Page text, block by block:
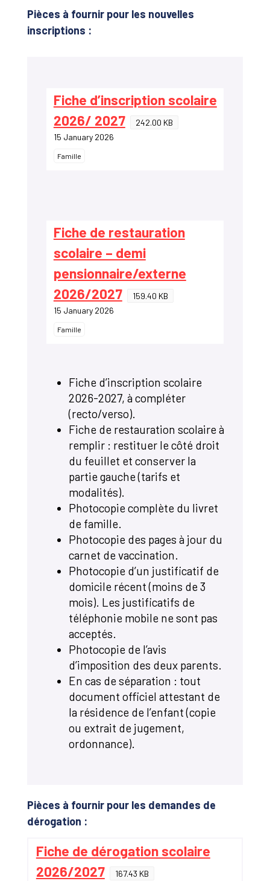
Pièces à fournir pour les nouvelles
inscriptions :
Fiche d’inscription scolaire
2026/ 2027
242.00 KB
15 January 2026
Famille
Fiche de restauration
scolaire – demi
pensionnaire/externe
2026/2027
159.40 KB
15 January 2026
Famille
Fiche d’inscription scolaire
2026-2027, à compléter
(recto/verso).
Fiche de restauration scolaire à
remplir : restituer le côté droit
du feuillet et conserver la
partie gauche (tarifs et
modalités).
Photocopie complète du livret
de famille.
Photocopie des pages à jour du
carnet de vaccination.
Photocopie d’un justificatif de
domicile récent (moins de 3
mois). Les justificatifs de
téléphonie mobile ne sont pas
acceptés.
Photocopie de l’avis
d’imposition des deux parents.
En cas de séparation : tout
document officiel attestant de
la résidence de l’enfant (copie
ou extrait de jugement,
ordonnance).
Pièces à fournir pour les demandes de
dérogation :
Fiche de dérogation scolaire
2026/2027
167.43 KB